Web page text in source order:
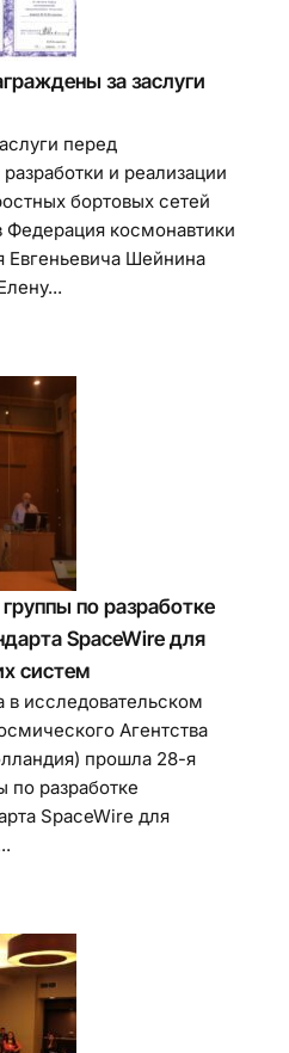
за заслуги
перед
и реализации
бортовых сетей
Федерация космонавтики
Евгеньевича Шейнина
по разработке
SpaceWire для
систем
в исследовательском
Агентства
прошла 28-я
по разработке
SpaceWire для